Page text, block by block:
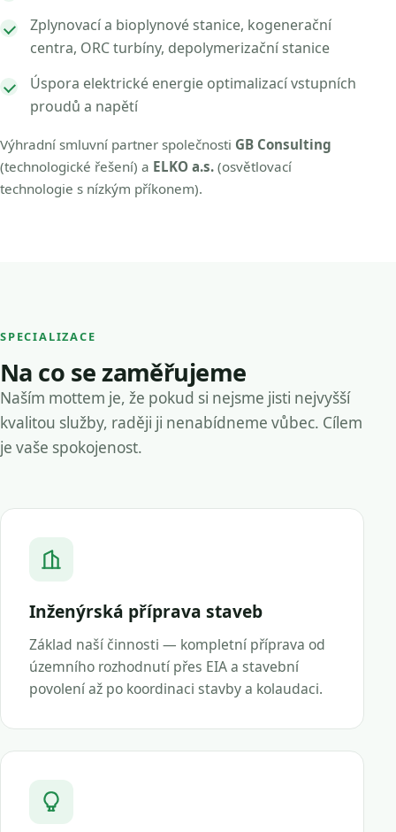
Zplynovací a bioplynové stanice, kogenerační
centra, ORC turbíny, depolymerizační stanice
Úspora elektrické energie optimalizací vstupních
proudů a napětí
Výhradní smluvní partner společnosti GB Consulting
(technologické řešení) a ELKO a.s. (osvětlovací
technologie s nízkým příkonem).
SPECIALIZACE
Na co se zaměřujeme
Naším mottem je, že pokud si nejsme jisti nejvyšší
kvalitou služby, raději ji nenabídneme vůbec. Cílem
je vaše spokojenost.
Inženýrská příprava staveb
Základ naší činnosti — kompletní příprava od
územního rozhodnutí přes EIA a stavební
povolení až po koordinaci stavby a kolaudaci.